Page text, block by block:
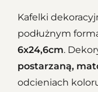
Kafelki
podłużnym
6x24,6cm.
postarzaną,
odcieniach